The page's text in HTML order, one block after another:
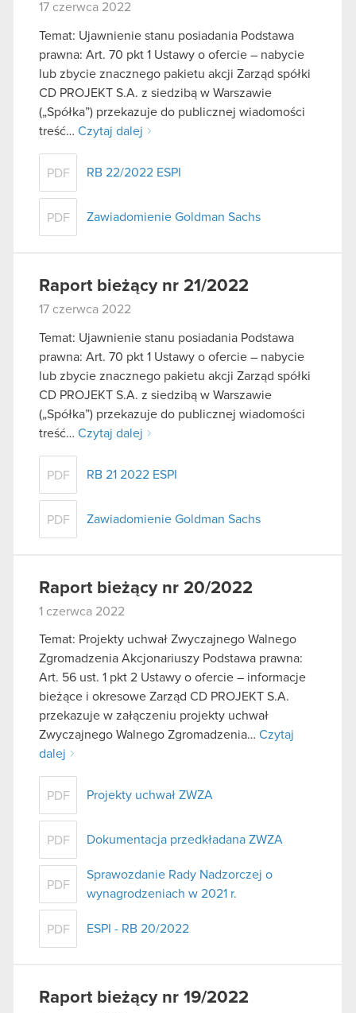
17 czerwca 2022
Temat: Ujawnienie stanu posiadania Podstawa
prawna: Art. 70 pkt 1 Ustawy o ofercie – nabycie
lub zbycie znacznego pakietu akcji Zarząd spółki
CD PROJEKT S.A. z siedzibą w Warszawie
(„Spółka”) przekazuje do publicznej wiadomości
treść… Czytaj dalej
PDF RB 22/2022 ESPI
PDF Zawiadomienie Goldman Sachs
Raport bieżący nr 21/2022
17 czerwca 2022
Temat: Ujawnienie stanu posiadania Podstawa
prawna: Art. 70 pkt 1 Ustawy o ofercie – nabycie
lub zbycie znacznego pakietu akcji Zarząd spółki
CD PROJEKT S.A. z siedzibą w Warszawie
(„Spółka”) przekazuje do publicznej wiadomości
treść… Czytaj dalej
PDF RB 21 2022 ESPI
PDF Zawiadomienie Goldman Sachs
Raport bieżący nr 20/2022
1 czerwca 2022
Temat: Projekty uchwał Zwyczajnego Walnego
Zgromadzenia Akcjonariuszy Podstawa prawna:
Art. 56 ust. 1 pkt 2 Ustawy o ofercie – informacje
bieżące i okresowe Zarząd CD PROJEKT S.A.
przekazuje w załączeniu projekty uchwał
Zwyczajnego Walnego Zgromadzenia… Czytaj
dalej
PDF Projekty uchwał ZWZA
PDF Dokumentacja przedkładana ZWZA
PDF
Sprawozdanie Rady Nadzorczej o
wynagrodzeniach w 2021 r.
PDF ESPI - RB 20/2022
Raport bieżący nr 19/2022